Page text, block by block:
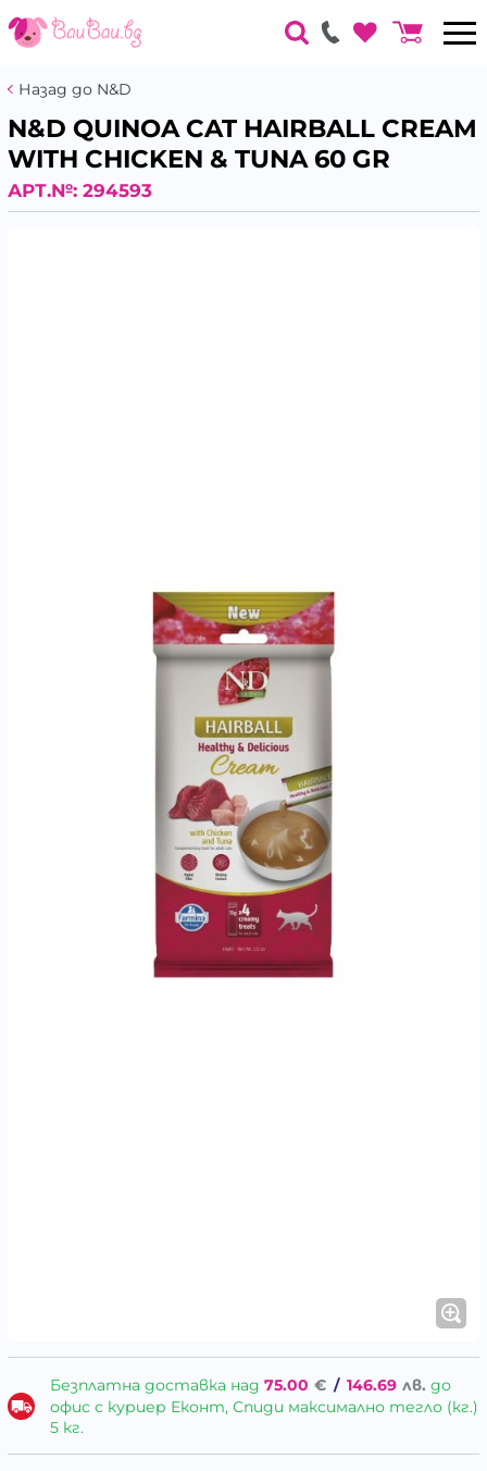
Назад до N&D
N&D QUINOA CAT HAIRBALL CREAM
WITH CHICKEN & TUNA 60 GR
АРТ.№: 294593
Безплатна доставка над 75.00 € / 146.69 лв. до
офис с куриер Еконт, Спиди максимално тегло (кг.)
5 кг.